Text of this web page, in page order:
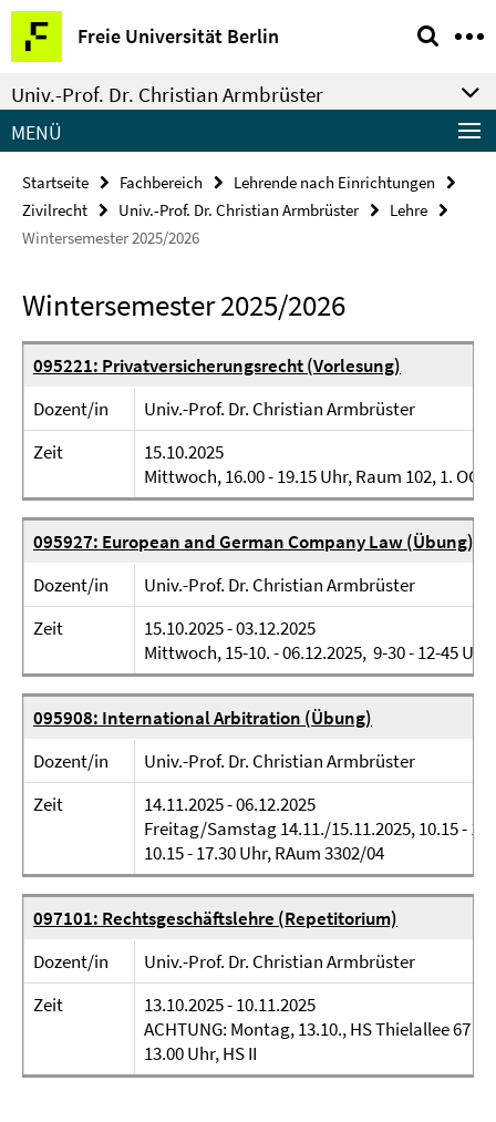
Springe
direkt
zu
Inhalt
Freie Universität Berlin
Service-
Navigation
Univ.-Prof. Dr. Christian Armbrüster
MENÜ
Startseite Fachbereich
Lehrende nach Einrichtungen
Zivilrecht
Univ.-Prof. Dr. Christian Armbrüster
Lehre
Wintersemester 2025/2026
Wintersemester 2025/2026
095221: Privatversicherungsrecht (Vorlesung)
Dozent/in
Univ.-Prof. Dr. Christian Armbrüster
Zeit
15.10.2025
Mittwoch, 16.00 - 19.15 Uhr, Raum 102, 1. OG,
095927: European and German Company Law (Übung)
Dozent/in
Univ.-Prof. Dr. Christian Armbrüster
Zeit
15.10.2025 - 03.12.2025
Mittwoch, 15-10. - 06.12.2025, 9-30 - 12-45 Uhr,
095908: International Arbitration (Übung)
Dozent/in
Univ.-Prof. Dr. Christian Armbrüster
Zeit
14.11.2025 - 06.12.2025
Freitag/Samstag 14.11./15.11.2025, 10.15 -
10.15 - 17.30 Uhr, RAum 3302/04
097101: Rechtsgeschäftslehre (Repetitorium)
Dozent/in
Univ.-Prof. Dr. Christian Armbrüster
Zeit
13.10.2025 - 10.11.2025
ACHTUNG: Montag, 13.10., HS Thielallee 67
13.00 Uhr, HS II